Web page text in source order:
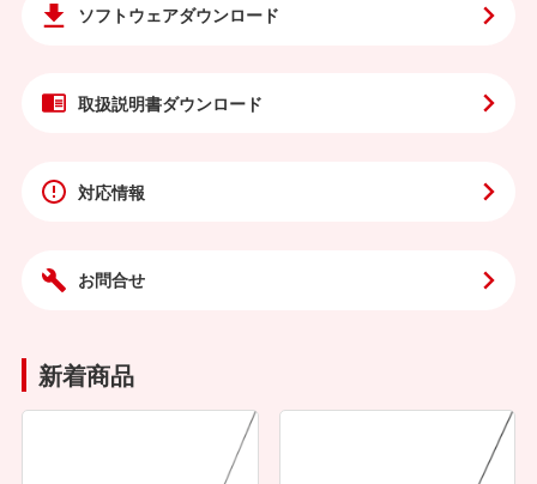
ソフトウェアダウンロード
取扱説明書ダウンロード
対応情報
お問合せ
新着商品